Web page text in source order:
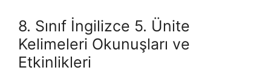
8. Sınıf İngilizce 5. Ünite
Kelimeleri Okunuşları ve
Etkinlikleri